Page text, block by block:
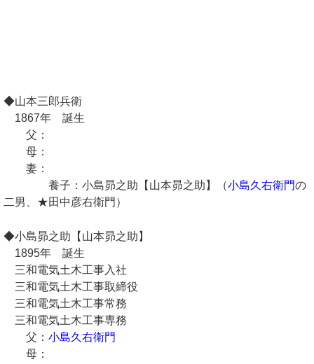
◆山本三郎兵衛
1867年 誕生
父：
母：
妻：
養子：小島昴之助【山本昴之助】（小島久右衛門の
二男、★田中彦右衛門）
◆小島昴之助【山本昴之助】
1895年 誕生
三和電気土木工事入社
三和電気土木工事取締役
三和電気土木工事常務
三和電気土木工事専務
父： 小島久右衛門
母：